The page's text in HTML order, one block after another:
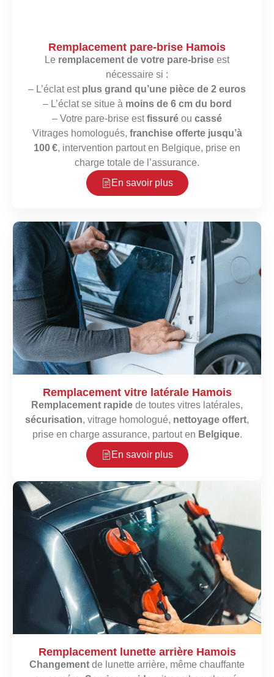
Remplacement pare-brise Hamois
Le remplacement de votre pare-brise est
nécessaire si :
– L’éclat est plus grand qu’une pièce de 2 euros
– L’éclat se situe à moins de 6 cm du bord
– Votre pare-brise estfissuré ou cassé
Vitrages homologués, franchise offerte jusqu’à
100 €, intervention partout en Belgique, prise en
charge totale de l’assurance.
En savoir plus
Remplacement vitre latérale Hamois
Remplacement rapide de toutes vitres latérales,
sécurisation, vitrage homologué, nettoyage offert,
prise en charge assurance, partout en Belgique.
En savoir plus
Remplacement lunette arrière Hamois
Changement de lunette arrière, même chauffante